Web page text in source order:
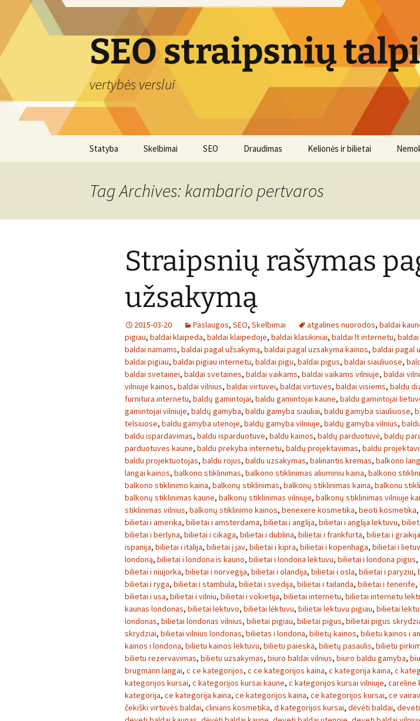
content
SEO straipsnių
vertybės verslui
Statyba Skelbimai SEO Draudimas Kelionės ir bilietai
Tag Archives: kambario pertvaros
Straipsnių rašymas
užsakymą
2015-03-20 Paslaugos, SEO, Skelbimai atgalines nuorodos, baldai
pigiau, baldai klaipeda, baldai klaipedoje, baldai klasikiniai, baldai lt internetu,
baldai namams, baldai pagal užsakymą, baldai pagal uzsakyma kainos, baldai pagal
baldai pigiau, baldai pigiau internetu, baldai pigu, baldai pigus, baldai siauliuose,
baldai svetainei, baldai svetaines, baldai vaikams, baldai vaikams vilniuje, baldai
vilniuje kainos, baldai vilnius, baldai virtuvei, baldai virtuves, baldai visiems, baldu
furnitura internetu, baldų gamintojai, baldu gamintojai kaune, baldu gamintojai
gamintojai vilniuje, baldų gamyba, baldu gamyba siauliai, baldu gamyba siauliuose,
telsiuose, baldu gamyba utenoje, baldų gamyba vilniuje, baldų gamyba vilnius,
baldu ispardavimas, baldu isparduotuve, baldu kainos, baldų parduotuvė, baldų
parduotuves kaune, baldu prekyba internetu, baldų projektavimas, baldu
baldu projektuotojas, baldu rojus, baldu uzsakymas, balinantis kremas, balkono
langai kainos, balkono stiklinimas, balkono stiklinimas aliuminiu kaina, balkono
balkono stiklinimo kaina, balkonų stiklinimas, balkonų stiklinimas kaina, balkonu
balkonų stiklinimas kaune, balkonų stiklinimas vilniuje, balkonų stiklinimas vilniuje
stiklinimas vilnius, balkonų stiklinimo kainos, benexere kosmetika, beoti kosmetika,
bilietai i amerika, bilietai i amsterdama, bilietai i anglija, bilietai i anglija lektuvu,
bilietai i berlyna, bilietai i cikaga, bilietai i dublina, bilietai i frankfurta, bilietai i graikija
ispanija, bilietai i italija, bilietai į jav, bilietai i kipra, bilietai i kopenhaga, bilietai i
londoną, bilietai i londona is kauno, bilietai i londona lektuvu, bilietai i londona pigus,
bilietai i niujorka, bilietai i norvegija, bilietai i olandija, bilietai i osla, bilietai i paryziu,
bilietai i ryga, bilietai i stambula, bilietai i svedija, bilietai i tailanda, bilietai i tenerife,
bilietai i usa, bilietai i vilniu, bilietai i vokietija, bilietai internetu, bilietai internetu
kaunas londonas, bilietai lektuvo, bilietai lėktuvu, bilietai lektuvu pigiau, bilietai
londonas, bilietai londonas vilnius, bilietai pigiau, bilietai pigus, bilietai pigus
skrydziai, bilietai vilnius londonas, bilietas i londona, bilietų kainos, bilietu kainos i
kainos i londona, bilietu kainos lektuvu, bilietu paieska, bilietų pasaulis, bilietu
bilietu rezervavimas, bilietu uzsakymas, biuro baldai vilnius, biuro baldu gamyba,
brugmann langai, c ce kategorijos, c ce kategorijos kaina, c kategorija kaina, c
kategorijos kursai, c kategorijos kursai kaune, c kategorijos kursai vilniuje, careline
kategorija, ce kategorija kaina, ce kategorijos kaina, ce kategorijos kursai, ce
čekiški virtuvės baldai, clinians kosmetika, d kategorijos kursai, dėvėti baldai,